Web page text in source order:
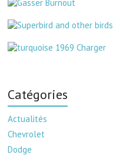
Catégories
Actualités
Chevrolet
Dodge